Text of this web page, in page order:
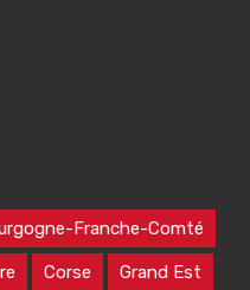
Franche-Comté
Corse Grand Est